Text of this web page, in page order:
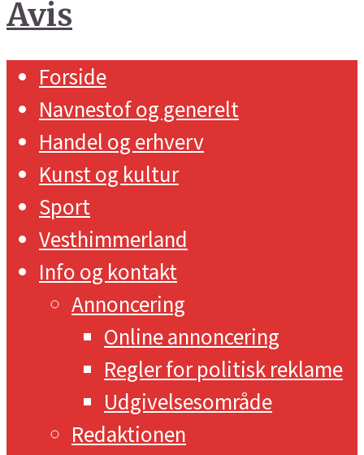
Forside
Navnestof og generelt
Handel og erhverv
Kunst og kultur
Sport
Vesthimmerland
Info og kontakt
Annoncering
Online annoncering
Regler for politisk reklame
Udgivelsesområde
Redaktionen